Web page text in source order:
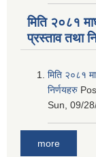
मिति २०८१
प्रस्ताव तथा
मिति २०८१
निर्णयहरु
Sun, 09/
more